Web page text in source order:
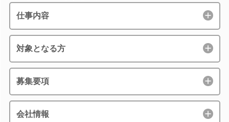
仕事内容
対象となる方
募集要項
会社情報